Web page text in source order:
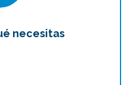
necesitas